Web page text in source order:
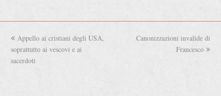
previous
post:
Appello ai cristiani degli USA,
soprattutto ai vescovi e ai
sacerdoti
next
Canonizzazioni invalide di
Francesco